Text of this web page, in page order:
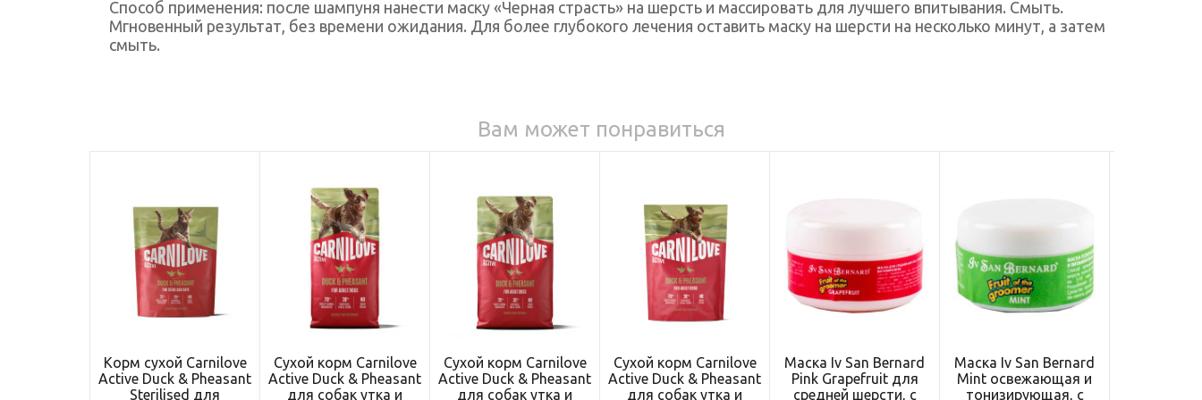
Способ применения: после шампуня нанести маску «Черная страсть» на шерсть и массировать для лучшего впитывания. Смыть.
Мгновенный результат, без времени ожидания. Для более глубокого лечения оставить маску на шерсти на несколько минут, а затем
смыть.
Вам может понравиться
Корм сухой Carnilove
Active Duck & Pheasant
Sterilised для
Сухой корм Carnilove
Active Duck & Pheasant
для собак утка и
Сухой корм Carnilove
Active Duck & Pheasant
для собак утка и
Сухой корм Carnilove
Active Duck & Pheasant
для собак утка и
Маска Iv San Bernard
Pink Grapefruit для
средней шерсти, с
Маска Iv San Bernard
Mint освежающая и
тонизирующая, с